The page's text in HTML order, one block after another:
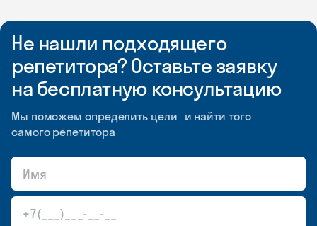
Не нашли подходящего
репетитора? Оставьте заявку
на бесплатную консультацию
Мы поможем определить цели и найти того
самого репетитора